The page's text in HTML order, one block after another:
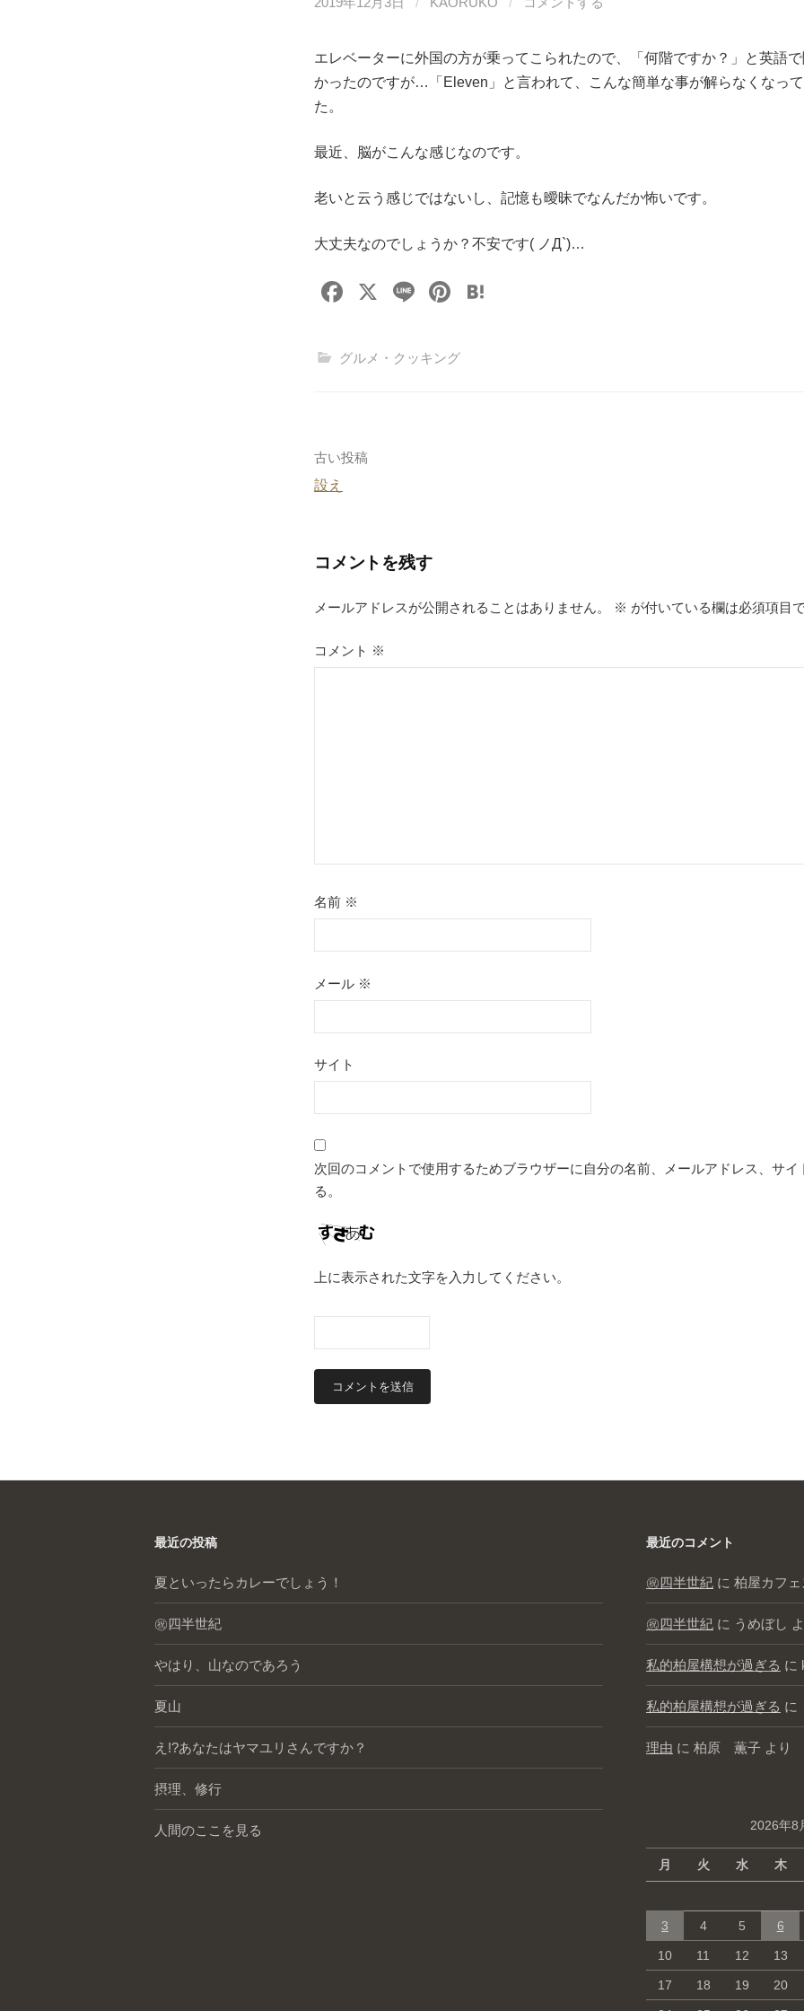
エレベーターに外国の方が乗ってこられたので、「何階ですか？」と英語
かったのですが…「Eleven」と言われて、こんな簡単な事が解らなくなっ
た。
最近、脳がこんな感じなのです。
老いと云う感じではないし、記憶も曖昧でなんだか怖いです。
大丈夫なのでしょうか？不安です( ノД`)…
F
c
o
X
Li
e
Pi
er
グルメ・クッキング
投
稿
ビ
ゲ
ー
古い投稿
設え
コメントを残す
メールアドレスが公開されることはありません。 ※ が付いている欄は必須項目
コメント ※
名前 ※
メール ※
サイト
次回のコメントで使用するためブラウザーに自分の名前、メールアドレス、サイ
る。
上に表示された文字を入力してください。
最近の投稿
夏といったらカレーでしょう！
㊗️四半世紀
やはり、山なのであろう
夏山
え!?あなたはヤマユリさんですか？
摂理、修行
人間のここを見る
最近のコメント
㊗️四半世紀 に 柏屋カフェ
㊗️四半世紀 に うめぼし
私的柏屋構想が過ぎる に
私的柏屋構想が過ぎる に
理由 に 柏原 薫子 より
2026年8
月 火 水 木
3 4 5 6
10 11 12 13
17 18 19 20